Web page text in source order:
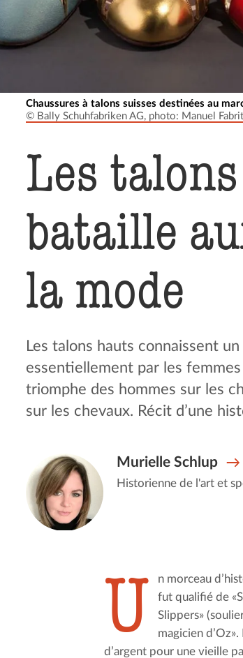
Chaussures à talons suisses destinées au
© Bally Schuhfabriken AG, photo: Manuel
Les
bataille
la mode
Les talons hauts connaissent
essentiellement par les
triomphe des hommes sur les
sur les chevaux. Récit d’une
Murielle Schlup
Historienne de l'art et
U
n morceau
fut qualifié de
Slippers»
magicien
d’argent pour une vieille